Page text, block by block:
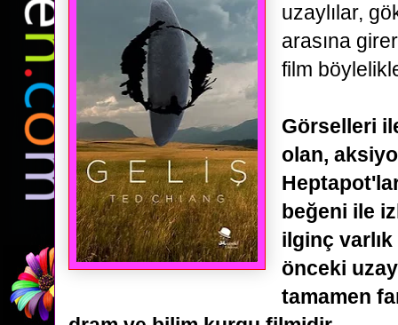
uzaylılar,
arasına
film
Görselleri
olan,
beğeni ile
ilginç
önceki
tamamen